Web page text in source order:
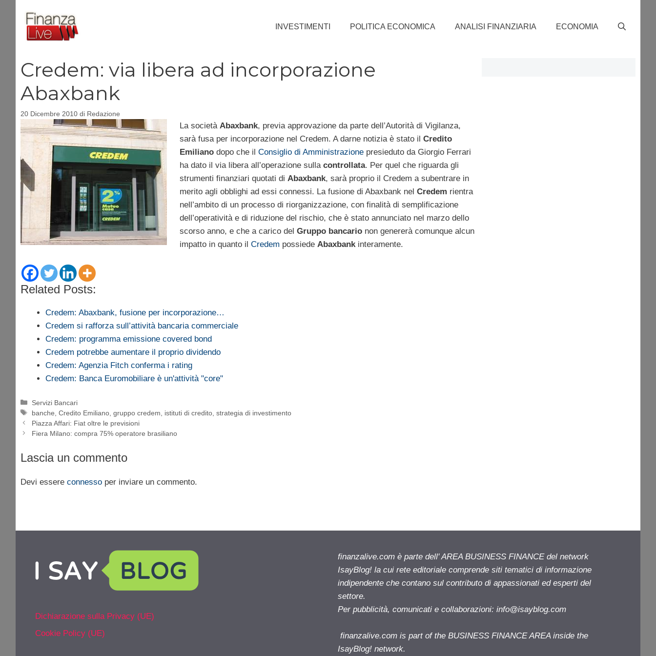
contenuto
INVESTIMENTI POLITICA ECONOMICA ANALISI FINANZIARIA ECONOMIA
Credem: via libera ad incorporazione
Abaxbank
20 Dicembre 2010 di Redazione
La società Abaxbank, previa approvazione da parte dell’Autorità di Vigilanza,
sarà fusa per incorporazione nel Credem. A darne notizia è stato il Credito
Emilianodopo che il Consiglio di Amministrazionepresieduto da Giorgio Ferrari
ha dato il via libera all’operazione sullacontrollata. Per quel che riguarda gli
strumenti finanziari quotati di Abaxbank, sarà proprio il Credem a subentrare in
merito agli obblighi ad essi connessi. La fusione di Abaxbank nel Credem rientra
nell’ambito di un processo di riorganizzazione, con finalità di semplificazione
dell’operatività e di riduzione del rischio, che è stato annunciato nel marzo dello
scorso anno, e che a carico del Gruppo bancarionon genererà comunque alcun
impatto in quanto il Credem possiede Abaxbank interamente.
Related Posts:
Credem: Abaxbank, fusione per incorporazione…
Credem si rafforza sull’attività bancaria commerciale
Credem: programma emissione covered bond
Credem potrebbe aumentare il proprio dividendo
Credem: Agenzia Fitch conferma i rating
Credem: Banca Euromobiliare è un'attività "core"
Categorie
Servizi Bancari
Tag
banche ,Credito Emiliano ,gruppo credem istituti di credito ,strategia di investimento
Piazza Affari: Fiat oltre le previsioni
Fiera Milano: compra 75% operatore brasiliano
Lascia un commento
Devi essere connesso per inviare un commento.
Dichiarazione sulla Privacy (UE)
Cookie Policy (UE)
finanzalive.com è parte dell' AREA BUSINESS FINANCE del network
IsayBlog! la cui rete editoriale comprende siti tematici di informazione
indipendente che contano sul contributo di appassionati ed esperti del
settore.
Per pubblicità, comunicati e collaborazioni: info@isayblog.com
finanzalive.com is part of the BUSINESS FINANCE AREA inside the
IsayBlog! network.